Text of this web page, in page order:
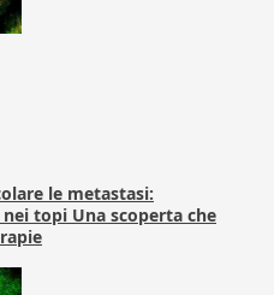
le metastasi:
topi Una scoperta che